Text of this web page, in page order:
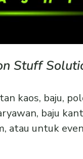
Stuff
kaos, baju,
baju
atau untuk